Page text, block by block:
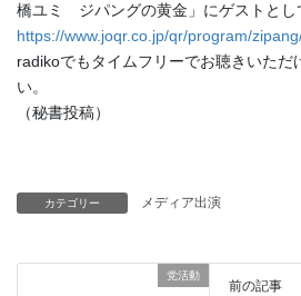
橋ユミ ジパングの黄金」にゲストとし
https://www.joqr.co.jp/qr/program/
radikoでもタイムフリーでお聴きいただ
い。
（秘書投稿）
カテゴリー メディア出演
党活動
前の記事